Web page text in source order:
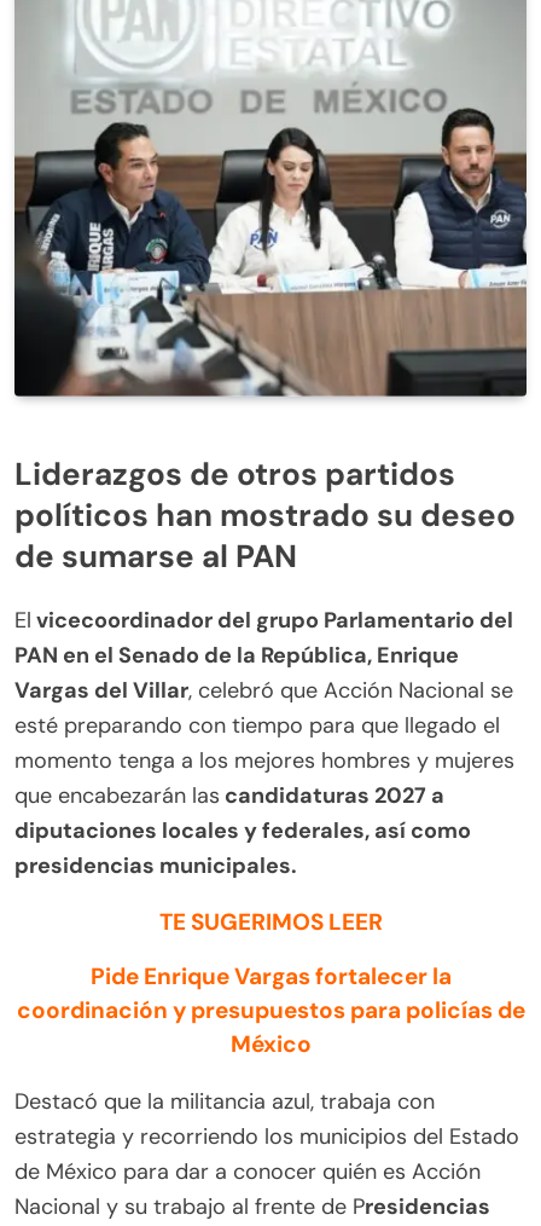
Liderazgos de otros partidos
políticos han mostrado su deseo
de sumarse al PAN
El vicecoordinador del grupo Parlamentario del
PAN en el Senado de la República, Enrique
Vargas del Villar, celebró que Acción Nacional se
esté preparando con tiempo para que llegado el
momento tenga a los mejores hombres y mujeres
que encabezarán las candidaturas 2027 a
diputaciones locales y federales, así como
presidencias municipales.
TE SUGERIMOS LEER
Pide Enrique Vargas fortalecer la
coordinación y presupuestos para policías de
México
Destacó que la militancia azul, trabaja con
estrategia y recorriendo los municipios del Estado
de México para dar a conocer quién es Acción
Nacional y su trabajo al frente de Presidencias